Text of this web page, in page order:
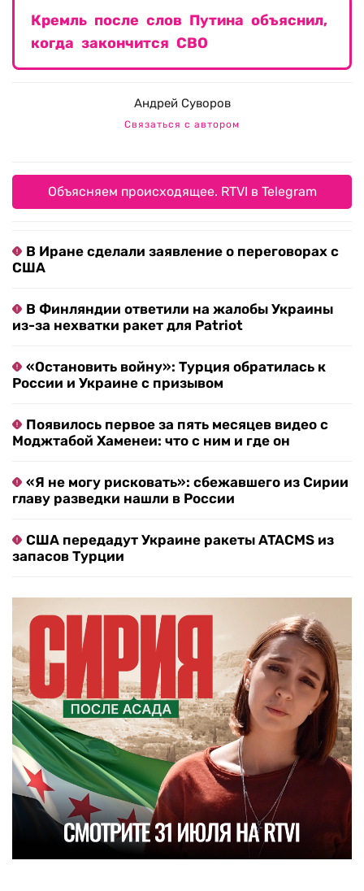
Кремль после слов Путина объяснил,
когда закончится СВО
Андрей Суворов
Связаться с автором
Объясняем происходящее. RTVI в Telegram
В Иране сделали заявление о переговорах с
США
В Финляндии ответили на жалобы Украины
из-за нехватки ракет для Patriot
«Остановить войну»: Турция обратилась к
России и Украине с призывом
Появилось первое за пять месяцев видео с
Моджтабой Хаменеи: что с ним и где он
«Я не могу рисковать»: сбежавшего из Сирии
главу разведки нашли в России
США передадут Украине ракеты ATACMS из
запасов Турции